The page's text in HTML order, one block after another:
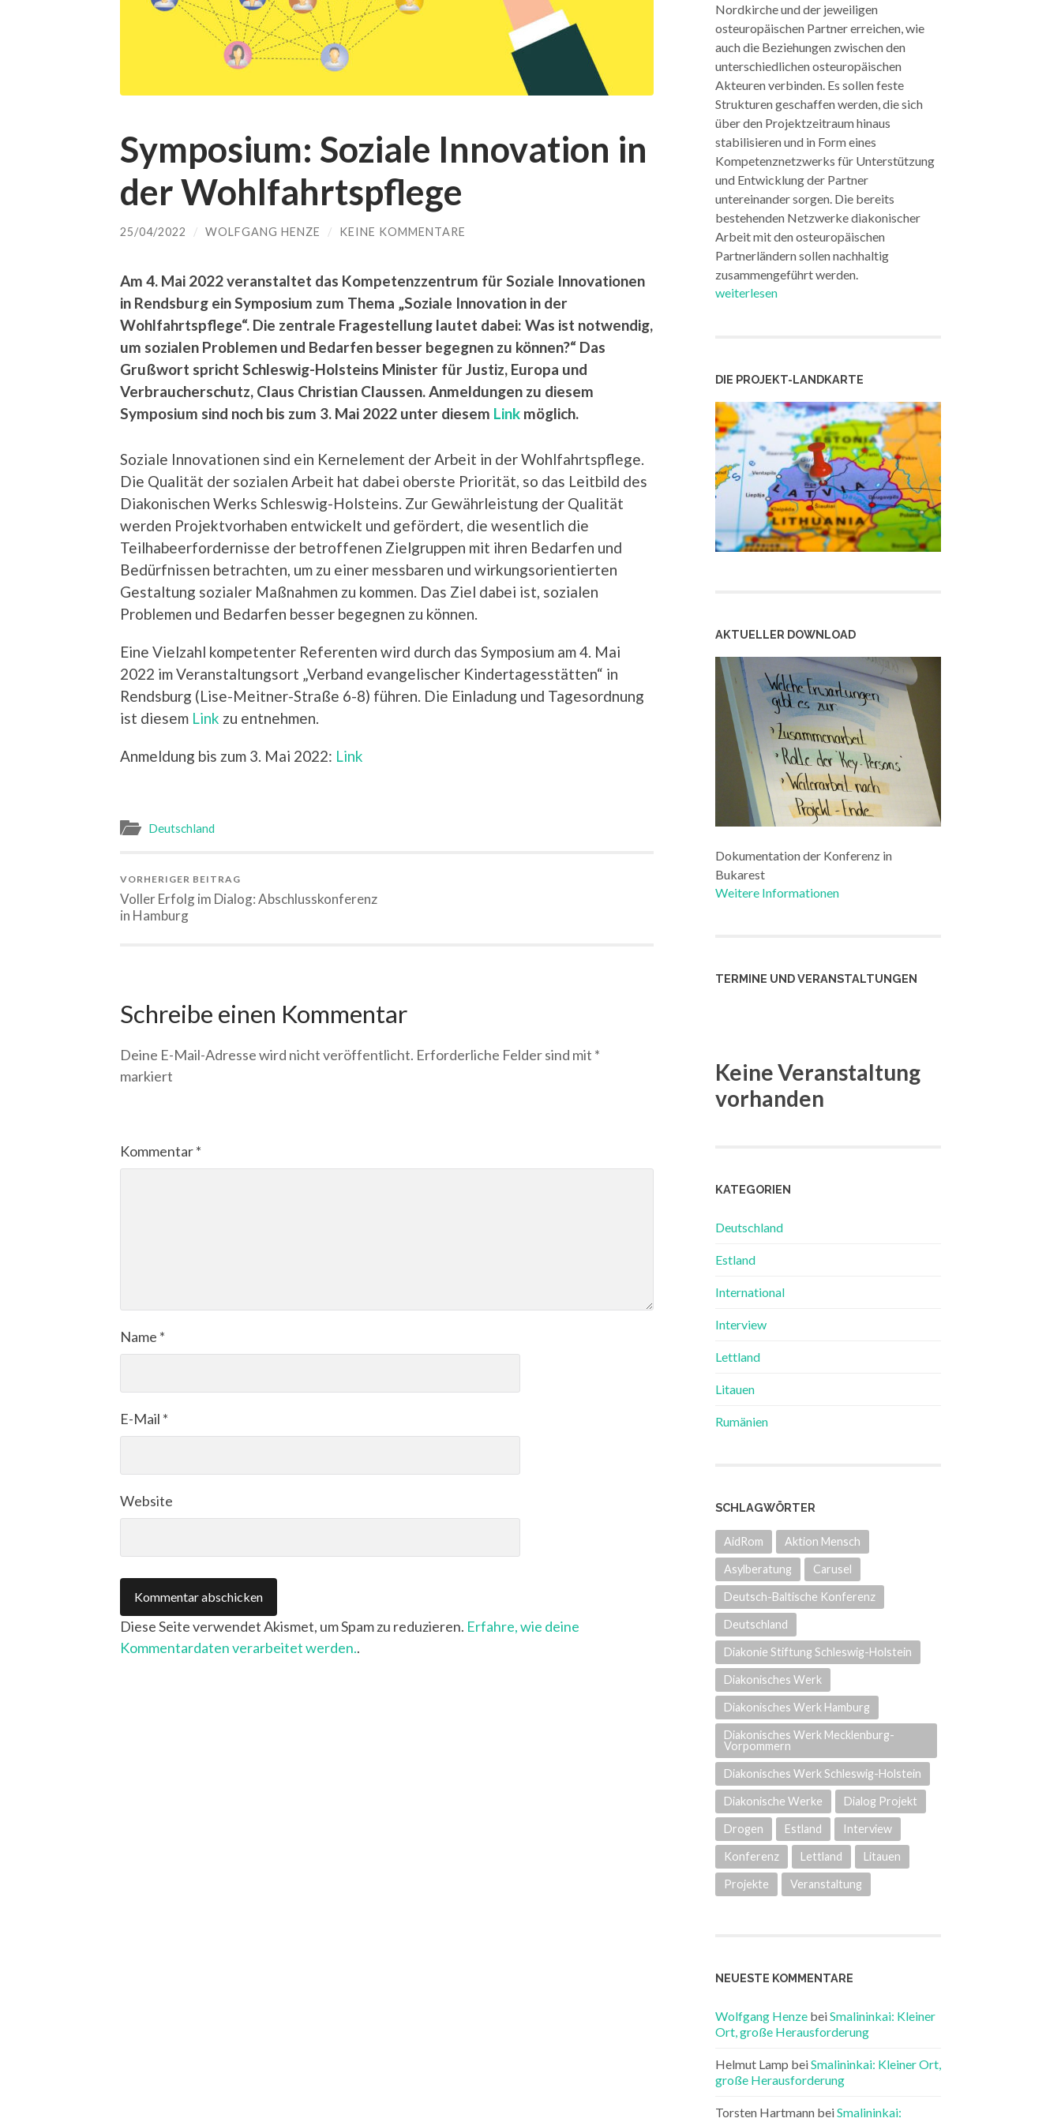
Symposium: Soziale Innovation in
der Wohlfahrtspflege
25/04/2022 / WOLFGANG HENZE / KEINE KOMMENTARE
Am 4. Mai 2022 veranstaltet das Kompetenzzentrum für Soziale Innovationen
in Rendsburg ein Symposium zum Thema „Soziale Innovation in der
Wohlfahrtspflege“. Die zentrale Fragestellung lautet dabei: Was ist notwendig,
um sozialen Problemen und Bedarfen besser begegnen zu können?“ Das
Grußwort spricht Schleswig-Holsteins Minister für Justiz, Europa und
Verbraucherschutz, Claus Christian Claussen. Anmeldungen zu diesem
Symposium sind noch bis zum 3. Mai 2022 unter diesem Link möglich.
Soziale Innovationen sind ein Kernelement der Arbeit in der Wohlfahrtspflege.
Die Qualität der sozialen Arbeit hat dabei oberste Priorität, so das Leitbild des
Diakonischen Werks Schleswig-Holsteins. Zur Gewährleistung der Qualität
werden Projektvorhaben entwickelt und gefördert, die wesentlich die
Teilhabeerfordernisse der betroffenen Zielgruppen mit ihren Bedarfen und
Bedürfnissen betrachten, um zu einer messbaren und wirkungsorientierten
Gestaltung sozialer Maßnahmen zu kommen. Das Ziel dabei ist, sozialen
Problemen und Bedarfen besser begegnen zu können.
Eine Vielzahl kompetenter Referenten wird durch das Symposium am 4. Mai
2022 im Veranstaltungsort „Verband evangelischer Kindertagesstätten“ in
Rendsburg (Lise-Meitner-Straße 6-8) führen. Die Einladung und Tagesordnung
ist diesem Link zu entnehmen.
Anmeldung bis zum 3. Mai 2022: Link
Deutschland
VORHERIGER BEITRAG
Voller Erfolg im Dialog: Abschlusskonferenz
in Hamburg
Schreibe einen Kommentar
Deine E-Mail-Adresse wird nicht veröffentlicht. Erforderliche Felder sind mit *
markiert
Kommentar*
Name *
E-Mail *
Website
Diese Seite verwendet Akismet, um Spam zu reduzieren. Erfahre, wie deine
Kommentardaten verarbeitet werden..
Nordkirche und der jeweiligen
osteuropäischen Partner erreichen, wie
auch die Beziehungen zwischen den
unterschiedlichen osteuropäischen
Akteuren verbinden. Es sollen feste
Strukturen geschaffen werden, die sich
über den Projektzeitraum hinaus
stabilisieren und in Form eines
Kompetenznetzwerks für Unterstützung
und Entwicklung der Partner
untereinander sorgen. Die bereits
bestehenden Netzwerke diakonischer
Arbeit mit den osteuropäischen
Partnerländern sollen nachhaltig
zusammengeführt werden.
weiterlesen
DIE PROJEKT-LANDKARTE
AKTUELLER DOWNLOAD
Dokumentation der Konferenz in
Bukarest
Weitere Informationen
TERMINE UND VERANSTALTUNGEN
Keine Veranstaltung
vorhanden
KATEGORIEN
Deutschland
Estland
International
Interview
Lettland
Litauen
Rumänien
SCHLAGWÖRTER
AidRom Aktion Mensch
Asylberatung Carusel
Deutsch-Baltische Konferenz
Deutschland
Diakonie Stiftung Schleswig-Holstein
Diakonisches Werk
Diakonisches Werk Hamburg
Diakonisches Werk Mecklenburg-
Vorpommern
Diakonisches Werk Schleswig-Holstein
Diakonische Werke Dialog Projekt
Drogen Estland Interview
Konferenz Lettland Litauen
Projekte Veranstaltung
NEUESTE KOMMENTARE
Wolfgang Henze beiSmalininkai: Kleiner
Ort, große Herausforderung
Helmut Lamp beiSmalininkai: Kleiner Ort,
große Herausforderung
Torsten Hartmann beiSmalininkai: